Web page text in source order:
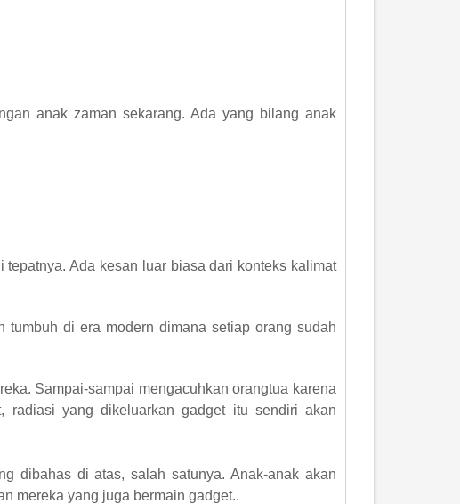
anak zaman sekarang. Ada yang bilang anak
Ada kesan luar biasa dari konteks kalimat
tumbuh di era modern dimana setiap orang sudah
Sampai-sampai mengacuhkan orangtua karena
radiasi yang dikeluarkan gadget itu sendiri akan
dibahas di atas, salah satunya. Anak-anak akan
mereka yang juga bermain gadget..